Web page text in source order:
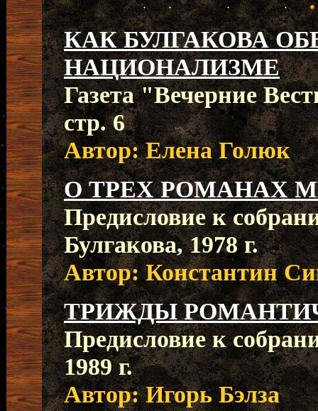
КАК БУЛГАКОВА
НАЦИОНАЛИЗМЕ
Газета "Вечерние
стр. 6
Автор: Елена Голюк
О ТРЕХ РОМАНАХ
Предисловие к
Булгакова, 1978 г.
Автор: Константин
ТРИЖДЫ
Предисловие к
1989 г.
Автор: Игорь Бэлза